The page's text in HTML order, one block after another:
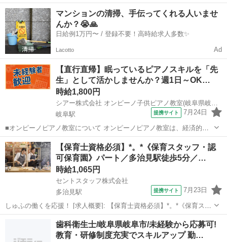
みの勤務でもOKですので 勤務時間は是非ご相談ください！ アットホ
ームな施設で勤務しませんか？♪ 仕事内容： 障がいをお持ちの、18歳
未満の...
岐阜 各務原市 保育士
マンションの清掃、手伝ってくれる人いませ
んか？😭🙏
日給例1万円〜 / 登録不要！高時給求人多数✨
Lacotto Ad
【直行直帰】眠っているピアノスキルを「先
生」として活かしませんか？週1日～OK…
時給1,800円
岐阜駅
提携サイト 7月24日
■オンピーノピアノ教室について オンピーノピアノ教室は、経済的な
事情に左右されることなく、すべての子どもたちが平等に音楽を学べ
る場所をつくりたい!という想いから生まれました。 出張レッスンとい
う形を採用することで、 「近...
岐阜 岐阜市 岐阜駅 インストラクター
【保育士資格必須】*。*《保育スタッフ・認
可保育園》パート／多治見駅徒歩5分／…
時給1,065円
セントスタッフ株式会社
多治見駅
提携サイト 7月23日
しゅふの働くを応援！ [求人概要]: 【保育士資格必須】*。*《保育スタ
ッフ・認可保育園》パート／多治見駅徒歩5分／賞与あり／1日3時間～
／週3日～／経験不問 [職種名]: 保育スタッフ・認可保育園 [勤務地・最
寄駅]...
多治見市 多治見駅 保育士
歯科衛生士/岐阜県岐阜市/未経験から応募可!
教育・研修制度充実でスキルアップ 勤…